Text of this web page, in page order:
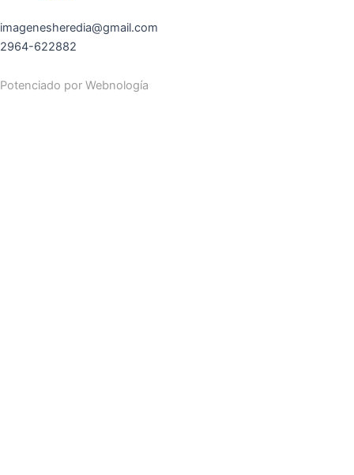
imagenesheredia@gmail.com
2964-622882
Potenciado por Webnología